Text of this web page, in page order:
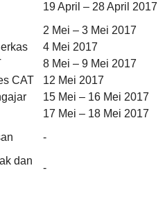
19 April – 28 April 2017
2 Mei – 3 Mei 2017
4 Mei 2017
8 Mei – 9 Mei 2017
CAT
12 Mei 2017
15 Mei – 16 Mei 2017
17 Mei – 18 Mei 2017
-
dan
-